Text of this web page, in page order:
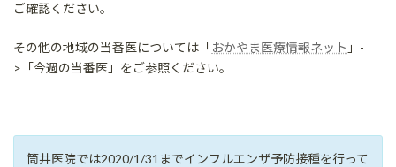
ご確認ください。
その他の地域の当番医については「おかやま医療情報ネット 」-
>「今週の当番医」をご参照ください。
筒井医院では2020/1/31までインフルエンザ予防接種を行って